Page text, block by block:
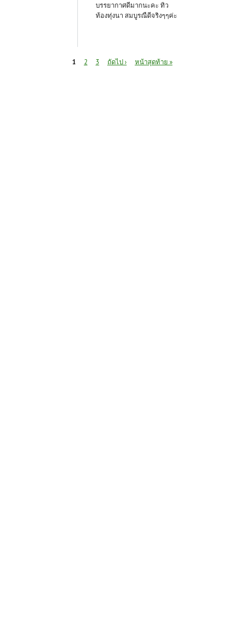
บรรยากาศดีมากนะคะ ทิว
ท้องทุ่งนา สมบูรณืดีจริงๆๆค่ะ
1 2 3 ถัดไป › หน้าสุดท้าย »